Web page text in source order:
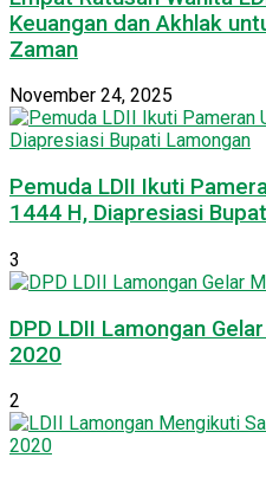
Keuangan dan Akhlak
Zaman
November 24, 2025
Pemuda LDII Ikuti
1444 H, Diapresiasi
3
DPD LDII Lamongan
2020
2